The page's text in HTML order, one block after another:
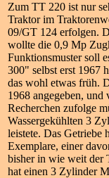
Zum TT 220 ist nur
Traktor im
09/GT 124 erfolgen.
wollte die 0,9 Mp
Funktionsmuster soll
300" selbst erst 1967
das wohl etwas früh.
1968 angegeben,
Recherchen zufolge
Wassergekühlten 3
leistete. Das Getriebe
Exemplare, einer
bisher in wie weit der
hat einen 3 Zylinder